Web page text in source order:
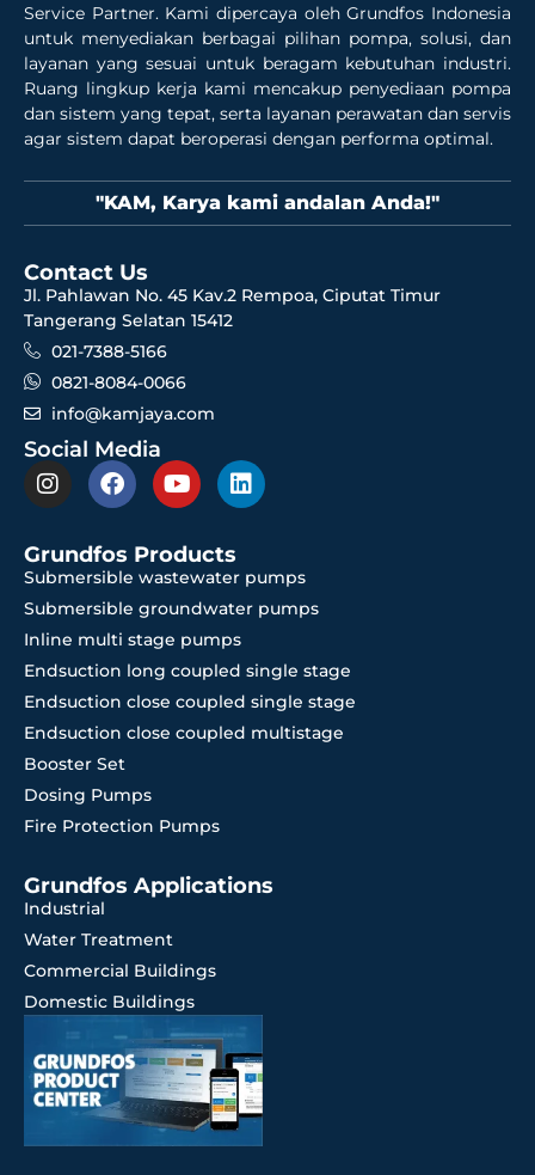
Service Partner. Kami dipercaya oleh Grundfos Indonesia
untuk menyediakan berbagai pilihan pompa, solusi, dan
layanan yang sesuai untuk beragam kebutuhan industri.
Ruang lingkup kerja kami mencakup penyediaan pompa
dan sistem yang tepat, serta layanan perawatan dan servis
agar sistem dapat beroperasi dengan performa optimal.
"KAM, Karya kami andalan Anda!"
Contact Us
Jl. Pahlawan No. 45 Kav.2 Rempoa, Ciputat Timur
Tangerang Selatan 15412
021-7388-5166
0821-8084-0066
info@kamjaya.com
Social Media
Grundfos Products
Submersible wastewater pumps
Submersible groundwater pumps
Inline multi stage pumps
Endsuction long coupled single stage
Endsuction close coupled single stage
Endsuction close coupled multistage
Booster Set
Dosing Pumps
Fire Protection Pumps
Grundfos Applications
Industrial
Water Treatment
Commercial Buildings
Domestic Buildings